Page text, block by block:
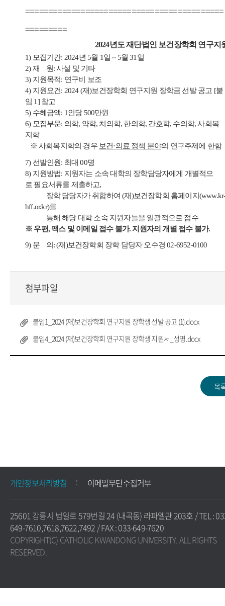
===========================================
=========
2024년도 재단법인 보건장학회 연구지
1) 모집기간: 2024년 5월 1일 ~ 5월 31일
2) 재 원: 사설 및 기타
3) 지원목적: 연구비 보조
4) 지원요건: 2024 (재)보건장학회 연구지원 장학금 선발 공고 [붙
임 1] 참고
5) 수혜금액: 1인당 500만원
6) 모집부문: 의학, 약학, 치의학, 한의학, 간호학, 수의학, 사회복
지학
※ 사회복지학의 경우 보건·의료 정책 분야의 연구주제에 한함
7) 선발인원: 최대 00명
8) 지원방법: 지원자는 소속 대학의 장학담당자에게 개별적으
로 필요서류를 제출하고,
장학 담당자가 취합하여 (재)보건장학회 홈페이지
hff.or.kr)를
통해 해당 대학 소속 지원자들을 일괄적으로 접수
※ 우편, 팩스 및 이메일 접수 불가. 지원자의 개별 접수 불가.
9) 문 의: (재)보건장학회 장학 담당자 오수경 02-6952-0100
첨부파일
붙임1_2024 (재)보건장학회 연구지원 장학생 선발 공고 (1).docx
붙임4_2024 (재)보건장학회 연구지원 장학생 지원서_성명.docx
개인정보처리방침 이메일무단수집거부
25601 강릉시 범일로 579번길 24 (내곡동) 라파엘관 203호 / TEL :
649-7610,7618,7622,7492 / FAX : 033-649-7620
COPYRIGHT(C) CATHOLIC KWANDONG UNIVERSITY. ALL RIGHTS
RESERVED.